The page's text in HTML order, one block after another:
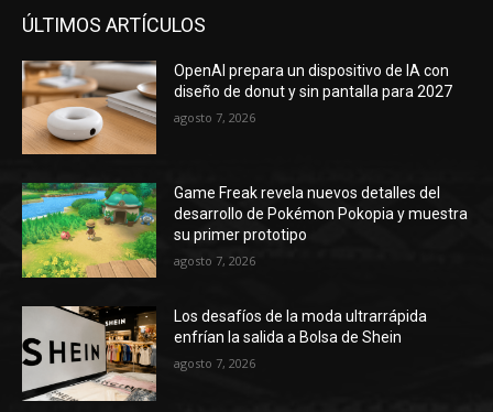
ÚLTIMOS ARTÍCULOS
OpenAI prepara un dispositivo de IA con
diseño de donut y sin pantalla para 2027
agosto 7, 2026
Game Freak revela nuevos detalles del
desarrollo de Pokémon Pokopia y muestra
su primer prototipo
agosto 7, 2026
Los desafíos de la moda ultrarrápida
enfrían la salida a Bolsa de Shein
agosto 7, 2026